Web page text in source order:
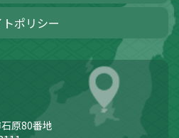
ポリシー
原80番地